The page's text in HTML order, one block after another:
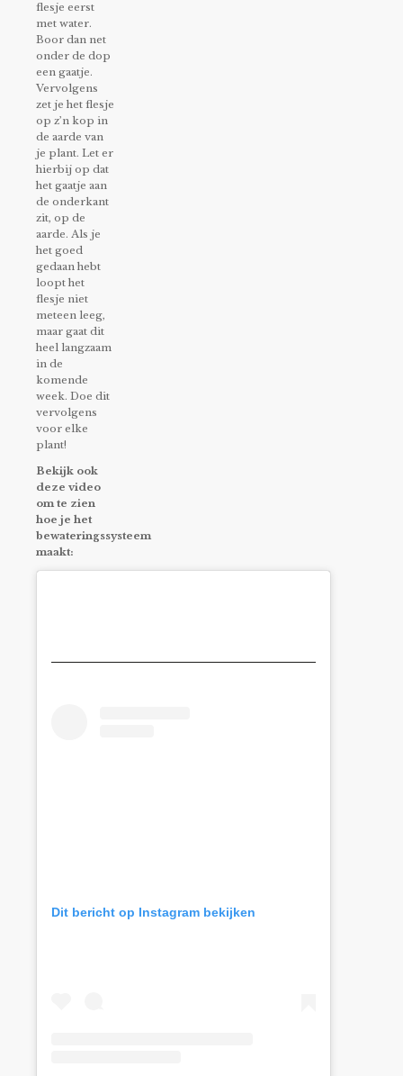
flesje eerst
met water.
Boor dan net
onder de dop
een gaatje.
Vervolgens
zet je het flesje
op z’n kop in
de aarde van
je plant. Let er
hierbij op dat
het gaatje aan
de onderkant
zit, op de
aarde. Als je
het goed
gedaan hebt
loopt het
flesje niet
meteen leeg,
maar gaat dit
heel langzaam
in de
komende
week. Doe dit
vervolgens
voor elke
plant!
Bekijk ook
deze video
om te zien
hoe je het
bewateringssysteem
maakt:
Dit bericht op Instagram bekijken